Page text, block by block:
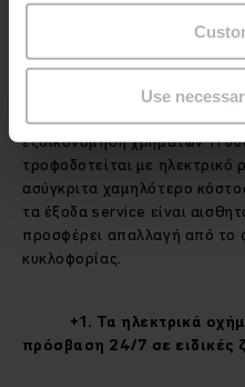
Use
αποτελεί επένδυση. Τα
καταφέρνουν να
βάθος χρόνου εξασφαλίζουν
εξοικονόμηση χρημάτων. Η
τροφοδοτείται με
ασύγκριτα χαμηλότερο
τα έξοδα service είναι
προσφέρει απαλλαγή από το
κυκλοφορίας.
+1. Τα ηλεκτρικά
πρόσβαση 24/7 σε ειδικές